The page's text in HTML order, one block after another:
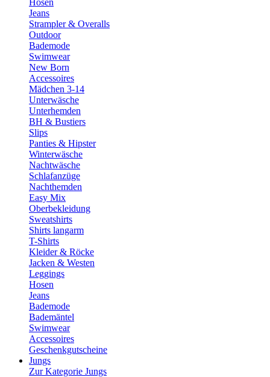
Hosen
Jeans
Strampler & Overalls
Outdoor
Bademode
Swimwear
New Born
Accessoires
Mädchen 3-14
Unterwäsche
Unterhemden
BH & Bustiers
Slips
Panties & Hipster
Winterwäsche
Nachtwäsche
Schlafanzüge
Nachthemden
Easy Mix
Oberbekleidung
Sweatshirts
Shirts langarm
T-Shirts
Kleider & Röcke
Jacken & Westen
Leggings
Hosen
Jeans
Bademode
Bademäntel
Swimwear
Accessoires
Geschenkgutscheine
Jungs
Zur Kategorie Jungs